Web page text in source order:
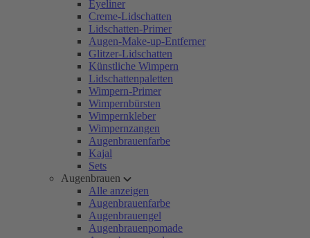
Eyeliner
Creme-Lidschatten
Lidschatten-Primer
Augen-Make-up-Entferner
Glitzer-Lidschatten
Künstliche Wimpern
Lidschattenpaletten
Wimpern-Primer
Wimpernbürsten
Wimpernkleber
Wimpernzangen
Augenbrauenfarbe
Kajal
Sets
Augenbrauen
Alle anzeigen
Augenbrauenfarbe
Augenbrauengel
Augenbrauenpomade